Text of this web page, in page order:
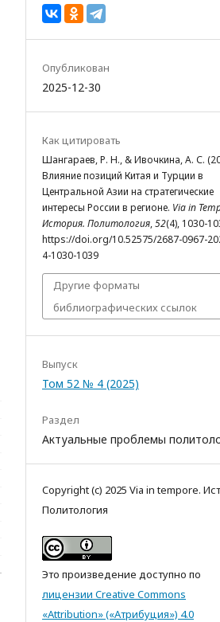
Опубликован
2025-12-30
Как цитировать
Шангараев, Р. Н., & Ивочкина, А. С.
Влияние позиций Китая и Турции в
Центральной Азии на стратегические
интересы России в регионе. Via in
История. Политология,52(4), 1030-
https://doi.org/10.52575/2687-0967-
4-1030-1039
Другие форматы
библиографических ссылок
Выпуск
Том 52 № 4 (2025)
Раздел
Актуальные проблемы
Copyright (c) 2025 Via in tempore.
Политология
Это произведение доступно по
лицензии Creative Commons
«Attribution» («Атрибуция») 4.0